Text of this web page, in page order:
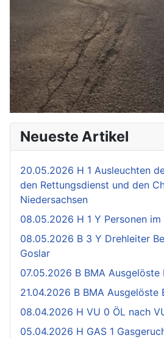
Neueste Artikel
20.05.2026 H 1 Ausleuchten
den Rettungsdienst und den
Niedersachsen
08.05.2026 H 1 Y Personen
08.05.2026 B 3 Y Drehleiter
Goslar
07.05.2026 B BMA Ausgelöste
21.04.2026 B BMA Ausgelöste
08.04.2026 H VU 0 ÖL nach
05.04.2026 H GAS 1